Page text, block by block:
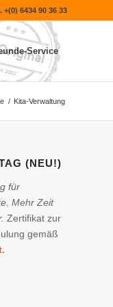
+(0) 6434 90 36 33
Service
/ Kita-Verwaltung
(NEU!)
für
Mehr Zeit
Zertifikat zur
gemäß